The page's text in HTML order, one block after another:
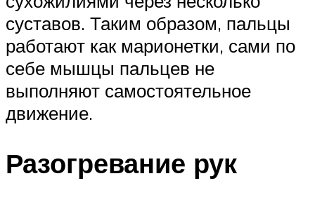
суставов. Таким образом, пальцы
работают как марионетки, сами по
себе мышцы пальцев не
выполняют самостоятельное
движение.
Разогревание рук